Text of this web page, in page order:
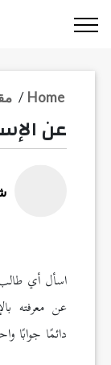
/ Home
عن
اسأل أي
عن معرفته
دائمًا